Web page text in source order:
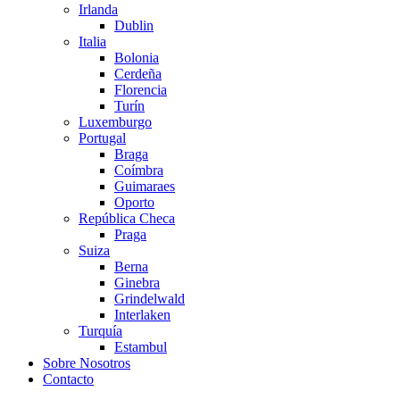
Irlanda
Dublin
Italia
Bolonia
Cerdeña
Florencia
Turín
Luxemburgo
Portugal
Braga
Coímbra
Guimaraes
Oporto
República Checa
Praga
Suiza
Berna
Ginebra
Grindelwald
Interlaken
Turquía
Estambul
Sobre Nosotros
Contacto